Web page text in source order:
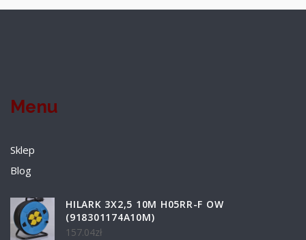
Menu
Sklep
Blog
HILARK 3X2,5 10M H05RR-F OW
(918301174A10M)
157.04zł